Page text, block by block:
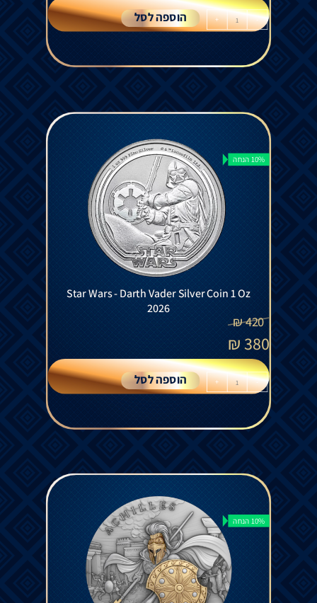
-
+ הוספה לסל
10% הנחה
Star Wars - Darth Vader Silver Coin 1 Oz
2026
420
₪
380
₪
-
+ הוספה לסל
10% הנחה